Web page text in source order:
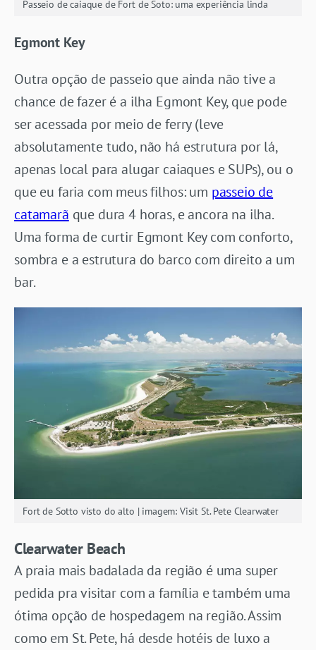
Passeio de caiaque de Fort de Soto: uma experiência linda
Egmont Key
Outra opção de passeio que ainda não tive a
chance de fazer é a ilha Egmont Key, que pode
ser acessada por meio de ferry (leve
absolutamente tudo, não há estrutura por lá,
apenas local para alugar caiaques e SUPs), ou o
que eu faria com meus filhos: um passeio de
catamarã que dura 4 horas, e ancora na ilha.
Uma forma de curtir Egmont Key com conforto,
sombra e a estrutura do barco com direito a um
bar.
Fort de Sotto visto do alto | imagem: Visit St. Pete Clearwater
Clearwater Beach
A praia mais badalada da região é uma super
pedida pra visitar com a família e também uma
ótima opção de hospedagem na região. Assim
como em St. Pete, há desde hotéis de luxo a